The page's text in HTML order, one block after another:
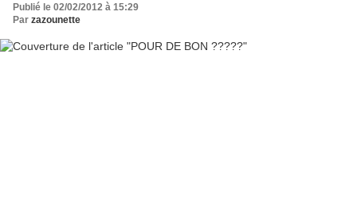
Publié le 02/02/2012 à 15:29
Par zazounette